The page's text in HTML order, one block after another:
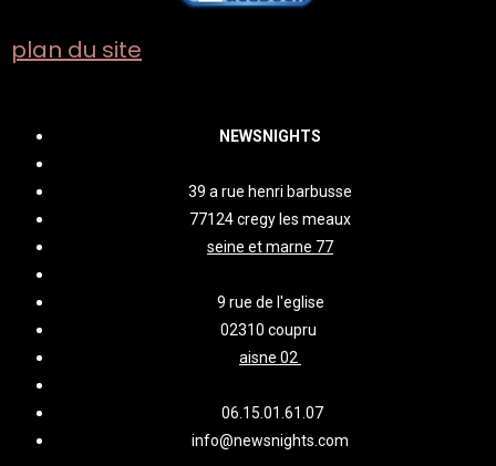
plan du site
NEWSNIGHTS
39 a rue henri barbusse
77124 cregy les meaux
seine et marne 77
9 rue de l'eglise
02310 coupru
aisne 02
06.15.01.61.07
info@newsnights.com